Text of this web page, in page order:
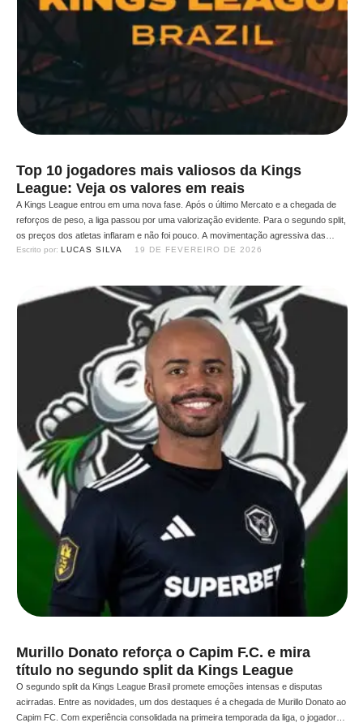
Top 10 jogadores mais valiosos da Kings
League: Veja os valores em reais
A Kings League entrou em uma nova fase. Após o último Mercato e a chegada de
reforços de peso, a liga passou por uma valorização evidente. Para o segundo split,
os preços dos atletas inflaram e não foi pouco. A movimentação agressiva das
equipes, disputa por nomes decisivos e o aumento da competitividade elevaram o
Escrito por: LUCAS SILVA 19 DE FEVEREIRO DE 2026
Murillo Donato reforça o Capim F.C. e mira
título no segundo split da Kings League
O segundo split da Kings League Brasil promete emoções intensas e disputas
acirradas. Entre as novidades, um dos destaques é a chegada de Murillo Donato ao
Capim FC. Com experiência consolidada na primeira temporada da liga, o jogador